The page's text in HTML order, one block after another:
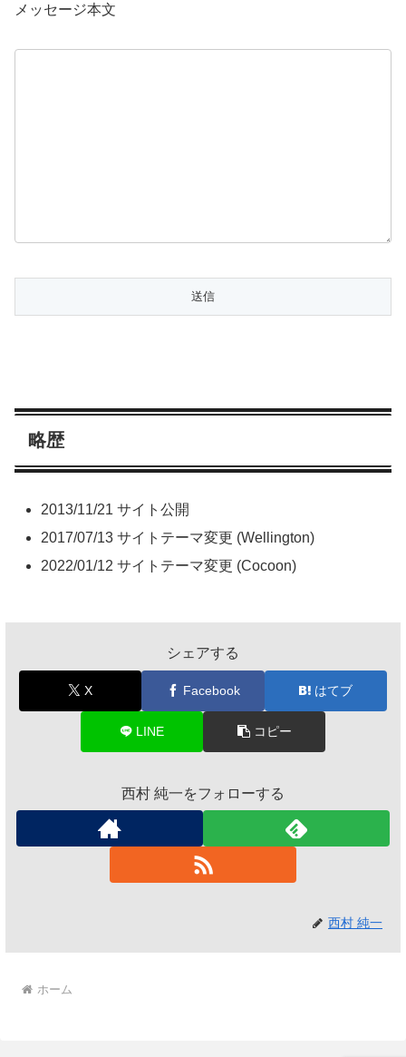
メッセージ本文
略歴
2013/11/21 サイト公開
2017/07/13 サイトテーマ変更 (Wellington)
2022/01/12 サイトテーマ変更 (Cocoon)
シェアする
X Facebook はてブ
LINE コピー
西村 純一をフォローする
西村 純一
ホーム